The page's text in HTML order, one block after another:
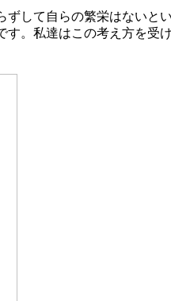
して自らの繁栄はないと
。私達はこの考え方を受